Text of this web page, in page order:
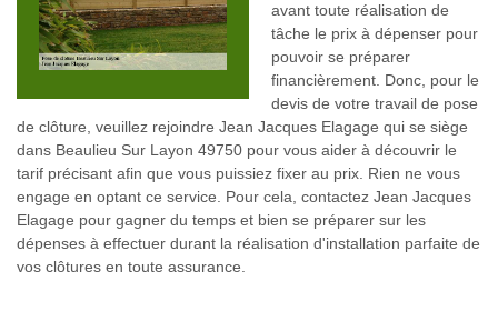
avant toute réalisation de
tâche le prix à dépenser pour
pouvoir se préparer
financièrement. Donc, pour le
devis de votre travail de pose
de clôture, veuillez rejoindre Jean Jacques Elagage qui se siège
dans Beaulieu Sur Layon 49750 pour vous aider à découvrir le
tarif précisant afin que vous puissiez fixer au prix. Rien ne vous
engage en optant ce service. Pour cela, contactez Jean Jacques
Elagage pour gagner du temps et bien se préparer sur les
dépenses à effectuer durant la réalisation d'installation parfaite de
vos clôtures en toute assurance.